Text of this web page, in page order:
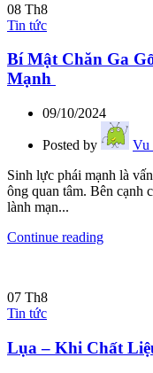
08 Th8
Tin tức
Bí Mật Chăn Ga
Mạnh
09/10/2024
Posted by
Vu
Sinh lực phái mạnh là
ông quan tâm. Bên cạnh
lành mạn...
Continue reading
07 Th8
Tin tức
Lụa – Khi Chất